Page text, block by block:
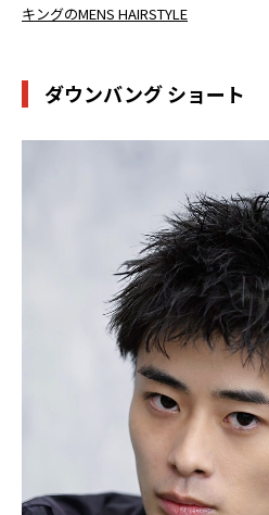
キングのMENS HAIRSTYLE
ダウンバング ショート